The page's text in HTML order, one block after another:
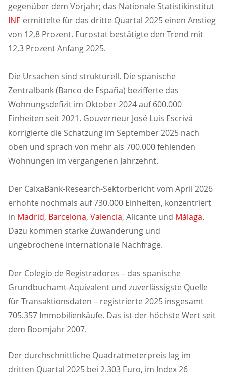
gegenüber dem Vorjahr; das Nationale Statistikinstitut
INE ermittelte für das dritte Quartal 2025 einen Anstieg
von 12,8 Prozent. Eurostat bestätigte den Trend mit
12,3 Prozent Anfang 2025.
Die Ursachen sind strukturell. Die spanische
Zentralbank (Banco de España) bezifferte das
Wohnungsdefizit im Oktober 2024 auf 600.000
Einheiten seit 2021. Gouverneur José Luis Escriv
korrigierte die Schätzung im September 2025 nach
oben und sprach von mehr als 700.000 fehlenden
Wohnungen im vergangenen Jahrzehnt.
Der CaixaBank-Research-Sektorbericht vom April 2026
erhöhte nochmals auf 730.000 Einheiten, konzentriert
in Madrid, Barcelona, Valencia, Alicante und Málaga.
Dazu kommen starke Zuwanderung und
ungebrochene internationale Nachfrage.
Der Colegio de Registradores – das spanische
Grundbuchamt-Äquivalent und zuverlässigste Quelle
für Transaktionsdaten – registrierte 2025 insgesamt
705.357 Immobilienkäufe. Das ist der höchste Wert seit
dem Boomjahr 2007.
Der durchschnittliche Quadratmeterpreis lag im
dritten Quartal 2025 bei 2.303 Euro, im Index 26